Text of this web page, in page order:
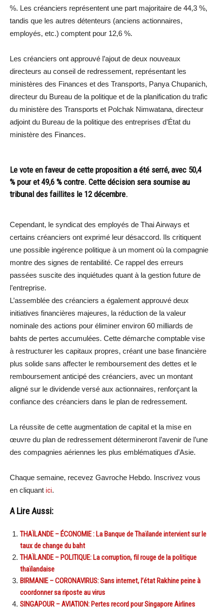
%. Les créanciers représentent une part majoritaire de 44,3 %,
tandis que les autres détenteurs (anciens actionnaires,
employés, etc.) comptent pour 12,6 %.
Les créanciers ont approuvé l’ajout de deux nouveaux
directeurs au conseil de redressement, représentant les
ministères des Finances et des Transports, Panya Chupanich,
directeur du Bureau de la politique et de la planification du trafic
du ministère des Transports et Polchak Nimwatana, directeur
adjoint du Bureau de la politique des entreprises d’État du
ministère des Finances.
Le vote en faveur de cette proposition a été serré, avec 50,4
% pour et 49,6 % contre. Cette décision sera soumise au
tribunal des faillites le 12 décembre.
Cependant, le syndicat des employés de Thai Airways et
certains créanciers ont exprimé leur désaccord. Ils critiquent
une possible ingérence politique à un moment où la compagnie
montre des signes de rentabilité. Ce rappel des erreurs
passées suscite des inquiétudes quant à la gestion future de
l’entreprise.
L’assemblée des créanciers a également approuvé deux
initiatives financières majeures, la réduction de la valeur
nominale des actions pour éliminer environ 60 milliards de
bahts de pertes accumulées. Cette démarche comptable vise
à restructurer les capitaux propres, créant une base financière
plus solide sans affecter le remboursement des dettes et le
remboursement anticipé des créanciers, avec un montant
aligné sur le dividende versé aux actionnaires, renforçant la
confiance des créanciers dans le plan de redressement.
La réussite de cette augmentation de capital et la mise en
œuvre du plan de redressement détermineront l’avenir de l’une
des compagnies aériennes les plus emblématiques d’Asie.
Chaque semaine, recevez Gavroche Hebdo. Inscrivez vous
en cliquant ici.
A Lire Aussi:
THAÏLANDE – ÉCONOMIE : La Banque de Thaïlande intervient sur le
taux de change du baht
THAÏLANDE – POLITIQUE: La corruption, fil rouge de la politique
thaïlandaise
BIRMANIE – CORONAVIRUS: Sans internet, l’état Rakhine peine à
coordonner sa riposte au virus
SINGAPOUR – AVIATION: Pertes record pour Singapore Airlines